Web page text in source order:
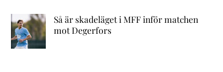
Så är skadeläget i MFF inför matchen
mot Degerfors